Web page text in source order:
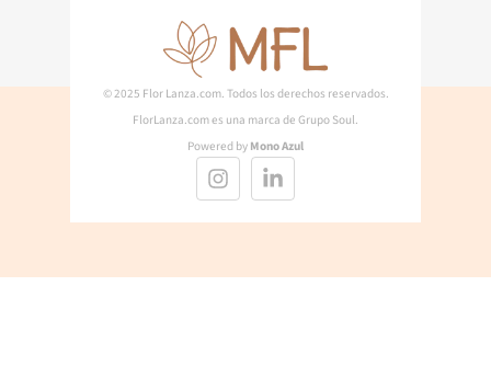
© 2025 Flor Lanza.com. Todos los derechos reservados.
FlorLanza.com es una marca de Grupo Soul.
Powered by Mono Azul